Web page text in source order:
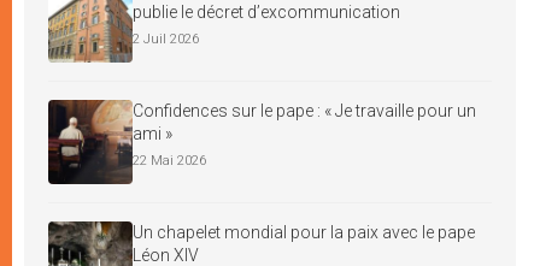
publie le décret d’excommunication
2 Juil 2026
Confidences sur le pape : « Je travaille pour un
ami »
22 Mai 2026
Un chapelet mondial pour la paix avec le pape
Léon XIV